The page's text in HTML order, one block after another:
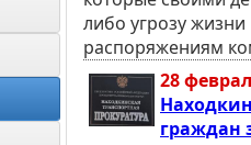
либо угрозу
распоряжениям
28
граждан